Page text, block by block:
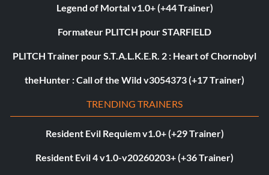
Legend of Mortal v1.0+ (+44 Trainer)
Formateur PLITCH pour STARFIELD
PLITCH Trainer pour S.T.A.L.K.E.R. 2 : Heart of Chornobyl
theHunter : Call of the Wild v3054373 (+17 Trainer)
TRENDING TRAINERS
Resident Evil Requiem v1.0+ (+29 Trainer)
Resident Evil 4 v1.0-v20260203+ (+36 Trainer)